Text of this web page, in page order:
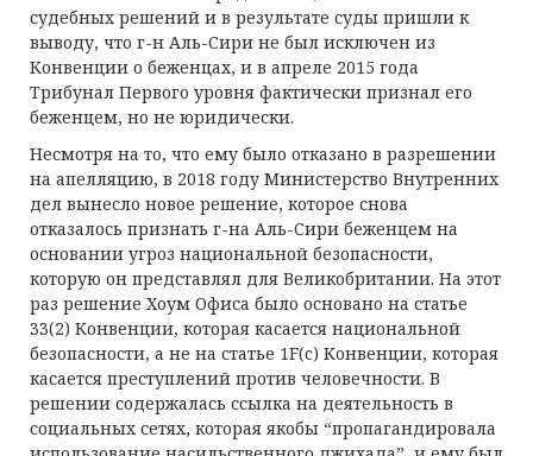
судебных решений и в результате суды пришли к
выводу, что г-н Аль-Сири не был исключен из
Конвенции о беженцах, и в апреле 2015 года
Трибунал Первого уровня фактически признал его
беженцем, но не юридически.
Несмотря на то, что ему было отказано в разрешении
на апелляцию, в 2018 году Министерство Внутренних
дел вынесло новое решение, которое снова
отказалось признать г-на Аль-Сири беженцем на
основании угроз национальной безопасности,
которую он представлял для Великобритании. На этот
раз решение Хоум Офиса было основано на статье
33(2) Конвенции, которая касается национальной
безопасности, а не на статье 1F(c) Конвенции, которая
касается преступлений против человечности. В
решении содержалась ссылка на деятельность в
социальных сетях, которая якобы “пропагандировала